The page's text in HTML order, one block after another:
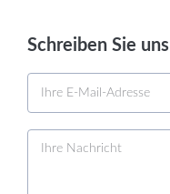
Schreiben Sie uns